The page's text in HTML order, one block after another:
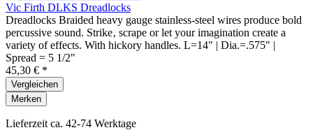
Vic Firth DLKS Dreadlocks
Dreadlocks Braided heavy gauge stainless-steel wires produce bold
percussive sound. Strike‚ scrape or let your imagination create a
variety of effects. With hickory handles. L=14" | Dia.=.575" |
Spread = 5 1/2"
45,30 € *
Vergleichen
Merken
Lieferzeit ca. 42-74 Werktage